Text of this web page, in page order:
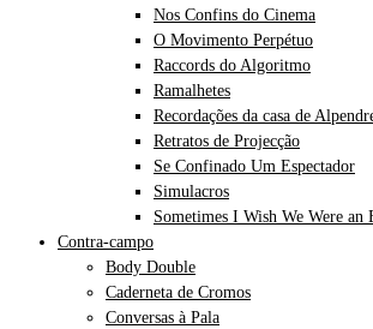
Nos Confins do Cinema
O Movimento Perpétuo
Raccords do Algoritmo
Ramalhetes
Recordações da casa de
Retratos de Projecção
Se Confinado Um Espectador
Simulacros
Sometimes I Wish We Were an
Contra-campo
Body Double
Caderneta de Cromos
Conversas à Pala